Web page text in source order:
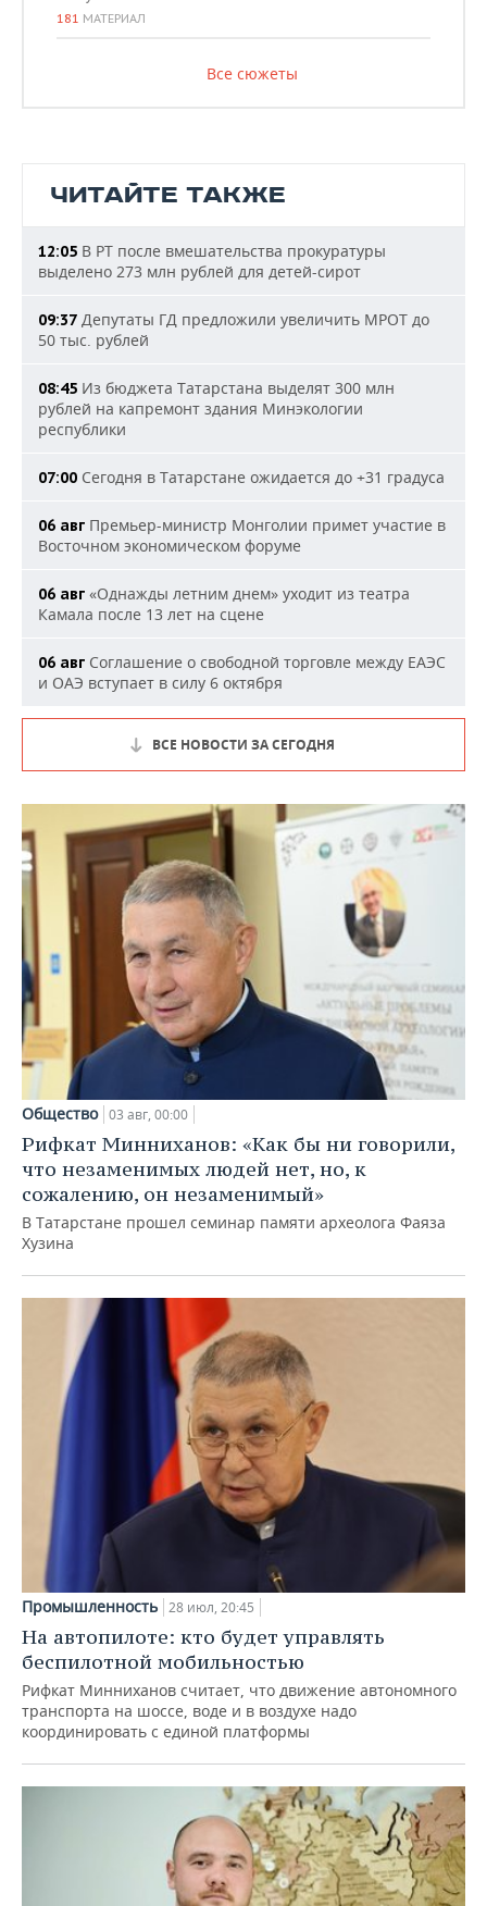
181 МАТЕРИАЛ
Все сюжеты
ЧИТАЙТЕ ТАКЖЕ
12:05 В РТ после вмешательства прокуратуры
выделено 273 млн рублей для детей-сирот
09:37 Депутаты ГД предложили увеличить МРОТ до
50 тыс. рублей
08:45 Из бюджета Татарстана выделят 300 млн
рублей на капремонт здания Минэкологии
республики
07:00 Сегодня в Татарстане ожидается до +31 градуса
06 авг Премьер-министр Монголии примет участие в
Восточном экономическом форуме
06 авг «Однажды летним днем» уходит из театра
Камала после 13 лет на сцене
06 авг Соглашение о свободной торговле между ЕАЭС
и ОАЭ вступает в силу 6 октября
ВСЕ НОВОСТИ ЗА СЕГОДНЯ
Общество 03 авг, 00:00
Рифкат Минниханов: «Как бы ни говорили,
что незаменимых людей нет, но, к
сожалению, он незаменимый»
В Татарстане прошел семинар памяти археолога Фаяза
Хузина
Промышленность 28 июл, 20:45
На автопилоте: кто будет управлять
беспилотной мобильностью
Рифкат Минниханов считает, что движение автономного
транспорта на шоссе, воде и в воздухе надо
координировать с единой платформы